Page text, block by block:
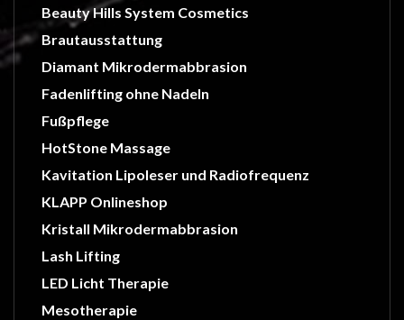
Beauty Hills System Cosmetics
Brautausstattung
Diamant Mikrodermabbrasion
Fadenlifting ohne Nadeln
Fußpflege
HotStone Massage
Kavitation Lipoleser und Radiofrequenz
KLAPP Onlineshop
Kristall Mikrodermabbrasion
Lash Lifting
LED Licht Therapie
Mesotherapie